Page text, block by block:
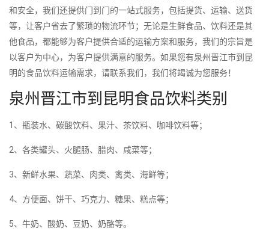
和安全，我们还提供门到门的一站式服务，包括提货、运输、送货
等，让客户省去了繁琐的物流环节；无论是生鲜食品、饮料还是其
他食品，都能够为客户提供合适的运输方案和服务，我们的宗旨是
以客户为中心，为客户提供满意的服务。如果您有泉州晋江市到昆
明的食品饮料运输需求，请联系我们，我们将竭诚为您服务！
泉州晋江市到昆明食品饮料类别
1、瓶装水、碳酸饮料、果汁、茶饮料、咖啡饮料等；
2、各类罐头、火腿肠、腊肉、咸菜等；
3、新鲜水果、蔬菜、肉类、禽类、海鲜等；
4、方便面、饼干、巧克力、糖果、糕点等；
5、牛奶、酸奶、豆奶、奶酪等。